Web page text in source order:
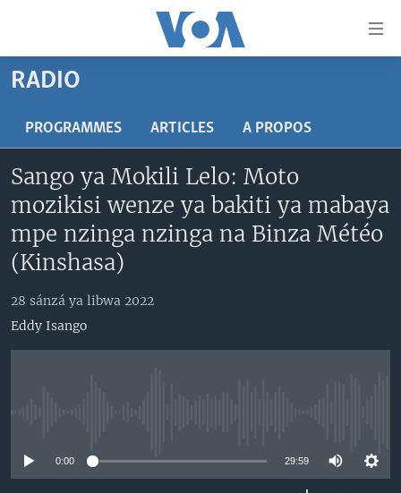
Menu
principal
la
navigation
principale
Retour
ANGOLA
RDC
AFRIQUE
MONDE
SUJETS
CULTURE/ÉDUCATION
ÉCONOMIE
INSOLITE
POLITIQUE
RELIGION
SPORTS
Yekola Angele
SUIVEZ-NOUS
RADIO
PROGRAMMES ARTICLES A PROPOS
Sango ya Mokili Lelo: Moto
mozikisi wenze ya bakiti ya mabaya
mpe nzinga nzinga na Binza Météo
(Kinshasa)
28 sánzá ya libwa 2022
Eddy Isango
0:00 29:59